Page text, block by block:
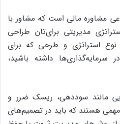
مشاوره مالی است که مشاور با
مدیریتی برای‌تان طراحی
استراتژی و طرحی که برای
داشته باشید،
مانند سوددهی،‌ ریسک ضرر و
هستند که باید در تصمیم‌های